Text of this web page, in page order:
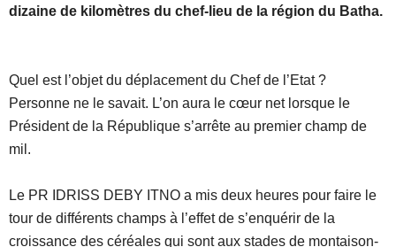
dizaine de kilomètres du chef-lieu de la région du Batha.
Quel est l’objet du déplacement du Chef de l’Etat ?
Personne ne le savait. L’on aura le cœur net lorsque le
Président de la République s’arrête au premier champ de
mil.
Le PR IDRISS DEBY ITNO a mis deux heures pour faire le
tour de différents champs à l’effet de s’enquérir de la
croissance des céréales qui sont aux stades de montaison-